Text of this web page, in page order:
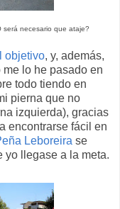
será necesario que ataje?
objetivo, y, además,
lo he pasado en
todo tiendo en
pierna que no
izquierda), gracias
encontrarse fácil en
Leboreira se
yo llegase a la meta.